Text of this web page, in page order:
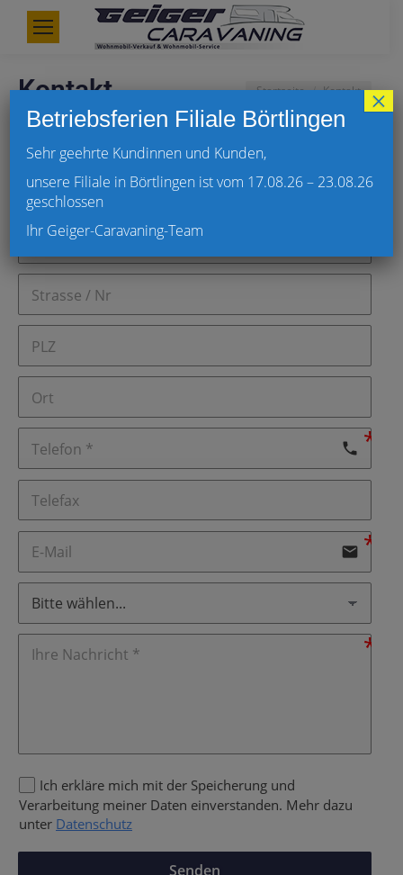
Kontakt Du bist hier:
Startseite Kontakt
phone
email
Ich erkläre mich mit der Speicherung und
Verarbeitung meiner Daten einverstanden. Mehr dazu
unter Datenschutz
Senden
Betriebsferien Filiale Börtlingen
Sehr geehrte Kundinnen und Kunden,
unsere Filiale in Börtlingen ist vom 17.08.26 – 23.08.26
geschlossen
Ihr Geiger-Caravaning-Team
×